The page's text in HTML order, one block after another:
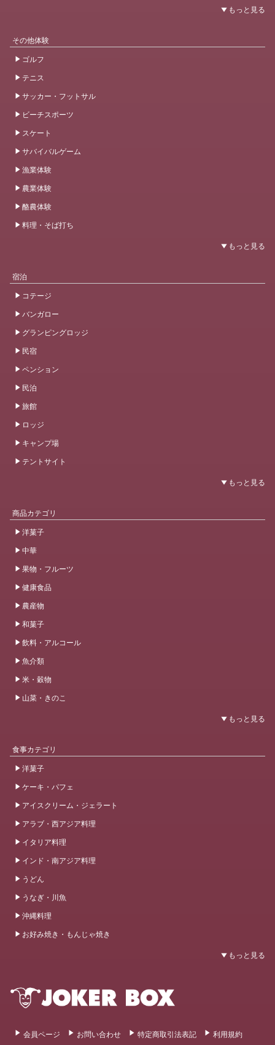
その他体験
ゴルフ
テニス
サッカー・フットサル
ビーチスポーツ
スケート
サバイバルゲーム
漁業体験
農業体験
酪農体験
料理・そば打ち
宿泊
コテージ
バンガロー
グランピングロッジ
民宿
ペンション
民泊
旅館
ロッジ
キャンプ場
テントサイト
商品カテゴリ
洋菓子
中華
果物・フルーツ
健康食品
農産物
和菓子
飲料・アルコール
魚介類
米・穀物
山菜・きのこ
食事カテゴリ
洋菓子
ケーキ・パフェ
アイスクリーム・ジェラート
アラブ・西アジア料理
イタリア料理
インド・南アジア料理
うどん
うなぎ・川魚
沖縄料理
お好み焼き・もんじゃ焼き
会員ページ お問い合わせ 特定商取引法表記 利用規約